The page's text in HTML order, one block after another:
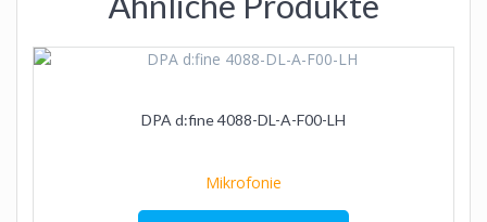
DPA d:fine 4088-DL-A-F00-LH
Mikrofonie